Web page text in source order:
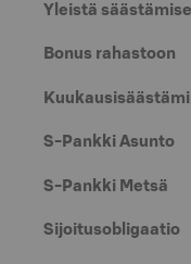
Yleistä
Bonus rahastoon
S-Pankki Asunto
S-Pankki Metsä
Sijoitusobligaatio